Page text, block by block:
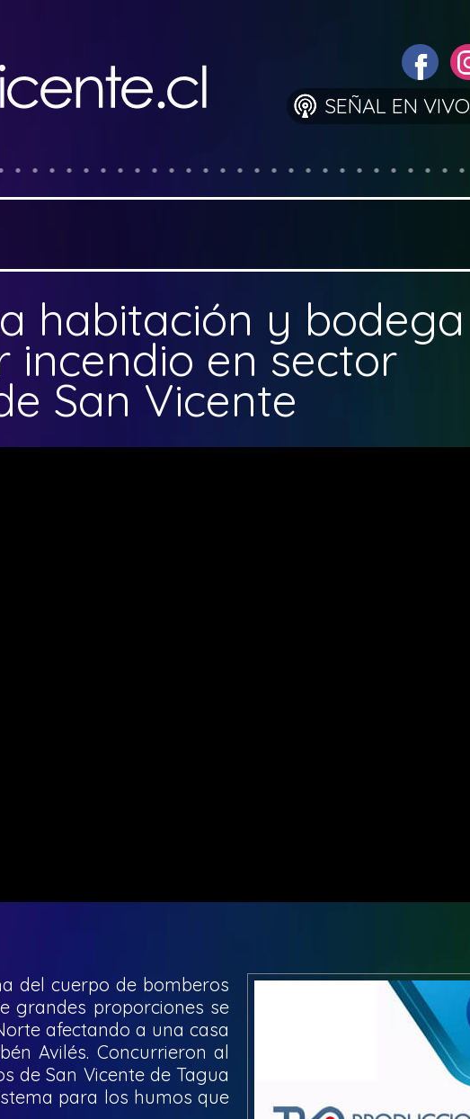
SEÑAL EN VIVO
habitación y bodega
incendio en sector
San Vicente
del cuerpo de bomberos
grandes proporciones se
afectando a una casa
Avilés. Concurrieron al
de San Vicente de Tagua
para los humos que